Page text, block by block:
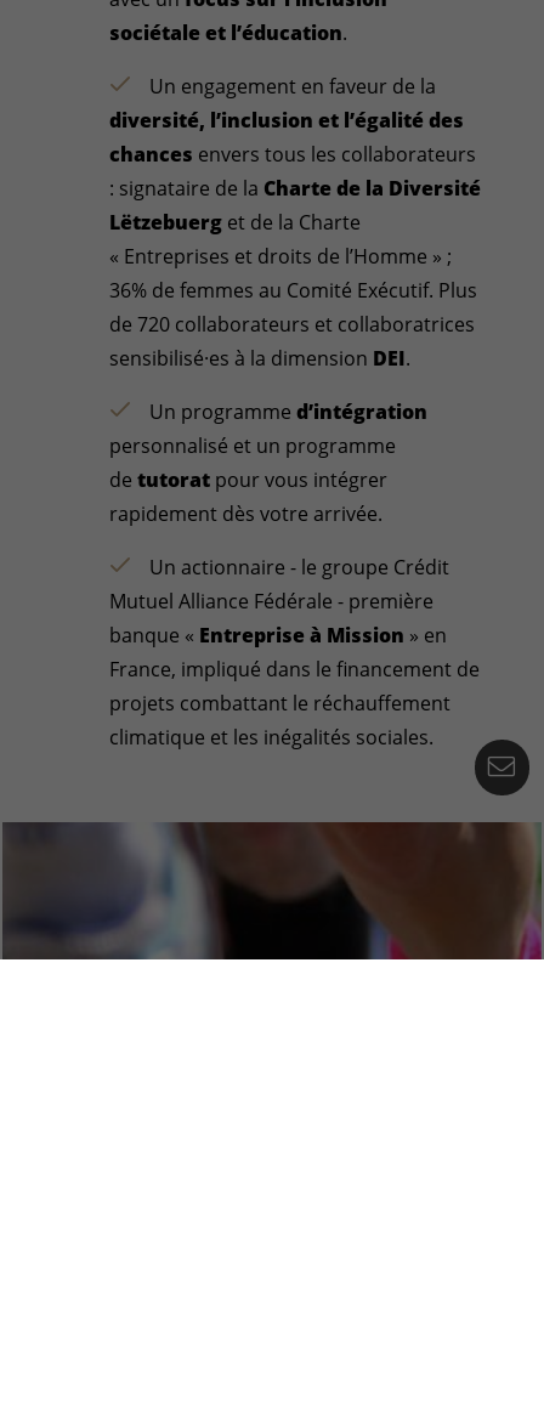
sociétale et l’éducation.
Un engagement en faveur de la
diversité, l’inclusion et l’égalité des
chances envers tous les collaborateurs
: signataire de la Charte de la Diversité
Lëtzebuerg et de la Charte
« Entreprises et droits de l’Homme » ;
36% de femmes au Comité Exécutif. Plus
de 720 collaborateurs et collaboratrices
sensibilisé·es à la dimension DEI.
Un programmed’intégration
personnalisé et un programme
detutorat pour vous intégrer
rapidement dès votre arrivée.
Un actionnaire - le groupe Crédit
Mutuel Alliance Fédérale - première
banque « Entreprise à Mission » en
France, impliqué dans le financement de
projets combattant le réchauffement
climatique et les inégalités sociales.